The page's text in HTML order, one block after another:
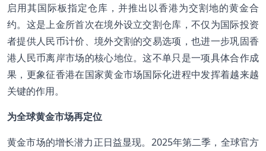
启用其国际板指定仓库，并推出以香港为交割地的黄金合
约。这是上金所首次在境外设立交割仓库，不仅为国际投资
者提供人民币计价、境外交割的交易选项，也进一步巩固香
港人民币离岸市场的核心地位。这不单只是一项具体合作成
果，更象征香港在国家黄金市场国际化进程中发挥着越来越
关键的作用。
为全球黄金市场再定位
黄金市场的增长潜力正日益显现。2025年第二季，全球官方